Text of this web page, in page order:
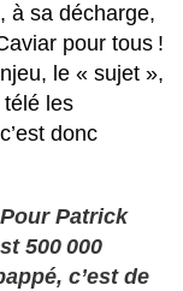
à sa décharge,
pour tous !
le « sujet »,
télé les
donc
Patrick
500 000
c’est de